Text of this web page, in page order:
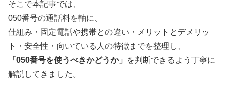
そこで本記事では、
050番号の通話料を軸に、
仕組み・固定電話や携帯との違い・メリットとデメリッ
ト・安全性・向いている人の特徴までを整理し、
「050番号を使うべきかどうか」
を判断できるよう丁寧に
解説してきました。